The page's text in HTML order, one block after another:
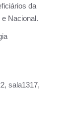
da
Nacional.
sala1317,